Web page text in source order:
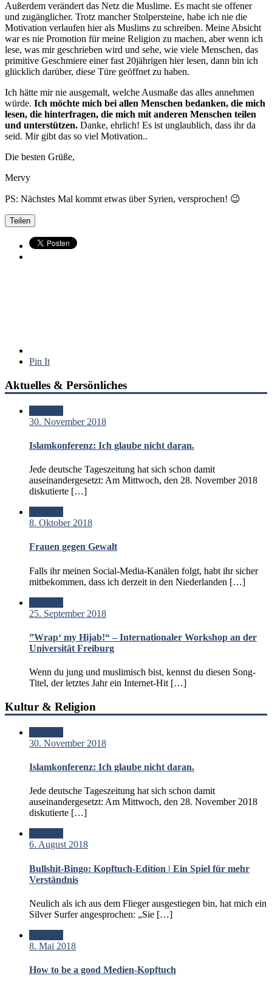
Außerdem verändert das Netz die Muslime. Es macht sie offener
und zugänglicher. Trotz mancher Stolpersteine, habe ich nie die
Motivation verlaufen hier als Muslims zu schreiben. Meine Absicht
war es nie Promotion für meine Religion zu machen, aber wenn ich
lese, was mir geschrieben wird und sehe, wie viele Menschen, das
primitive Geschmiere einer fast 20jährigen hier lesen, dann bin ich
glücklich darüber, diese Türe geöffnet zu haben.
Ich hätte mir nie ausgemalt, welche Ausmaße das alles annehmen
würde. Ich möchte mich bei allen Menschen bedanken, die mich
lesen, die hinterfragen, die mich mit anderen Menschen teilen
und unterstützen. Danke, ehrlich! Es ist unglaublich, dass ihr da
seid. Mir gibt das so viel Motivation..
Die besten Grüße,
Mervy
PS: Nächstes Mal kommt etwas über Syrien, versprochen! 😉
Teilen
Pin It
Aktuelles & Persönliches
30. November 2018
Islamkonferenz: Ich glaube nicht daran.
Jede deutsche Tageszeitung hat sich schon damit
auseinandergesetzt: Am Mittwoch, den 28. November 2018
diskutierte […]
8. Oktober 2018
Frauen gegen Gewalt
Falls ihr meinen Social-Media-Kanälen folgt, habt ihr sicher
mitbekommen, dass ich derzeit in den Niederlanden […]
25. September 2018
”Wrap‘ my Hijab!“ – Internationaler Workshop an der
Universität Freiburg
Wenn du jung und muslimisch bist, kennst du diesen Song-
Titel, der letztes Jahr ein Internet-Hit […]
Kultur & Religion
30. November 2018
Islamkonferenz: Ich glaube nicht daran.
Jede deutsche Tageszeitung hat sich schon damit
auseinandergesetzt: Am Mittwoch, den 28. November 2018
diskutierte […]
6. August 2018
Bullshit-Bingo: Kopftuch-Edition | Ein Spiel für mehr
Verständnis
Neulich als ich aus dem Flieger ausgestiegen bin, hat mich ein
Silver Surfer angesprochen: „Sie […]
8. Mai 2018
How to be a good Medien-Kopftuch